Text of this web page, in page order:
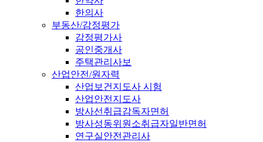
한의사
부동산/감정평가
감정평가사
공인중개사
주택관리사보
산업안전/원자력
산업보건지도사 시험
산업안전지도사
방사선취급감독자면허
방사성동위원소취급자일반면허
연구실안전관리사